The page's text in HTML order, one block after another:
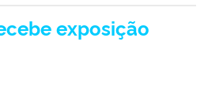
exposição